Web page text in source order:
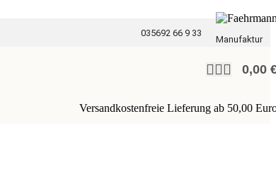
035692 66 9 33
Manufaktur
0,00
Versandkostenfreie Lieferung ab 50,00